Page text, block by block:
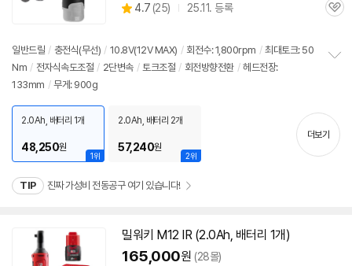
별
4.7 (상
25) 25.11. 등록
관
일반드릴 / 충전식(무선) / 10.8V(12VMAX) / 회전수: 1,800rpm / 최대토크: 50
Nm / 전자식속도조절 / 2단변속 / 토크조절 / 회전방향전환 / 헤드전장:
133mm / 무게: 900g
기
1위
2.0Ah, 배터리 1개
48,250원
2위
2.0Ah, 배터리 2개
57,240원
더보기
TIP 진짜 가성비 전동공구 여기 있습니다!
밀워키 M12 IR (2.0Ah, 배터리 1개)
165,000원 (28몰)